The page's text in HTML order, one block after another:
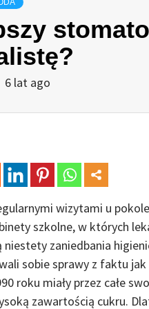
6 lat ago
wizytami u
szkolne, w których
zaniedbania
sobie sprawy z faktu
roku miały przez całe
zawartością cukru.